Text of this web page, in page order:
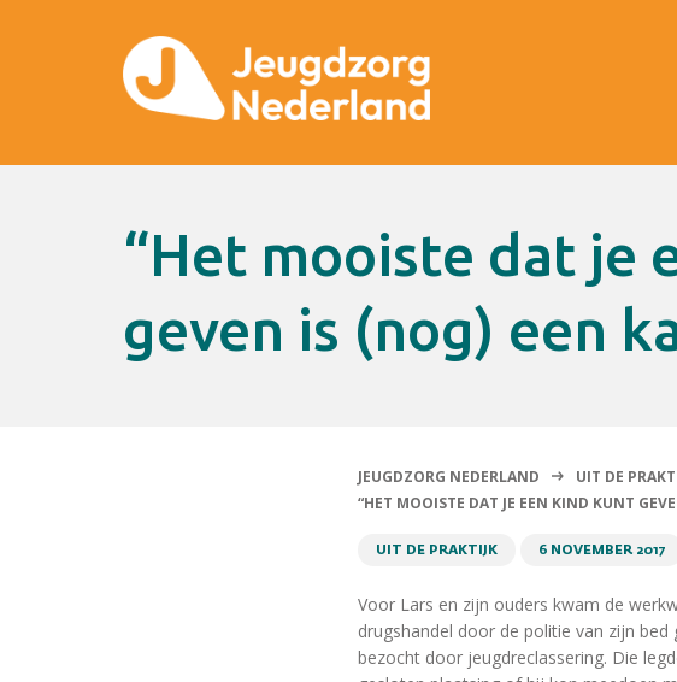
“Het mooiste dat je een kind kunt
geven is (nog) een
JEUGDZORG NEDERLAND UIT DE
“HET MOOISTE DAT JE EEN KIND KUNT
UIT DE PRAKTIJK 6 NOVEMBER 2017
Voor Lars en zijn ouders kwam de
drugshandel door de politie van zijn
bezocht door jeugdreclassering. Die